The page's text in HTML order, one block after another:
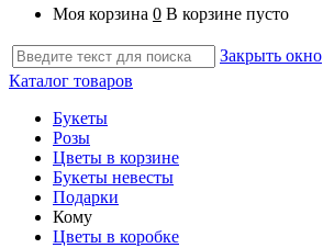
Моя корзина 0 В корзине пусто
Закрыть окно
Каталог товаров
Букеты
Розы
Цветы в корзине
Букеты невесты
Подарки
Кому
Цветы в коробке